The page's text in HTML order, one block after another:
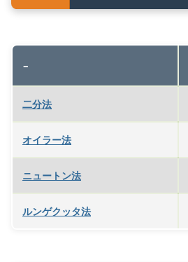
–
二分法
オイラー法
ニュートン法
ルンゲクッタ法